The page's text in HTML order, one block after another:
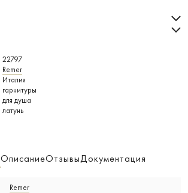
22797
Remer
Италия
гарнитуры
для душа
латунь
ОписаниеОтзывыДокументация
Remer